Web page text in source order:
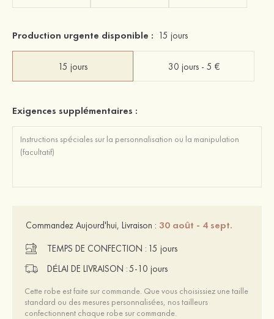
Production urgente disponible : 15 jours
15 jours 30 jours - 5 €
Exigences supplémentaires :
Commandez Aujourd'hui, Livraison : 30 août - 4 sept.
TEMPS DE CONFECTION : 15 jours
DÉLAI DE LIVRAISON :5-10 jours
Cette robe est faite sur commande. Que vous choisissiez une taille
standard ou des mesures personnalisées, nos tailleurs
confectionnent chaque robe sur commande.